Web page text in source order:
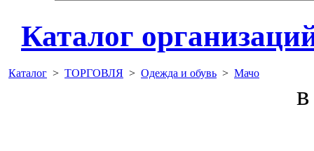
Каталог
Каталог > ТОРГОВЛЯ > Одежда и обувь > Мачо